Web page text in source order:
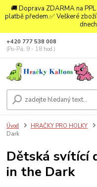
🚚 Doprava ZDARMA na
platbě předem.✅ Veškeré
+420 777 538 008
(Po-Pá, 9 - 18 hod.)
Úvod HRAČKY PRO HOLKY
Dark
Dětská svítící
in the Dark